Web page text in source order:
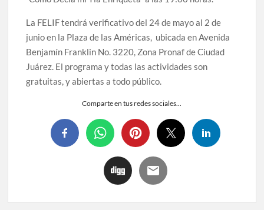
La FELIF tendrá verificativo del 24 de mayo al 2 de
junio en la Plaza de las Américas, ubicada en Avenida
Benjamín Franklin No. 3220, Zona Pronaf de Ciudad
Juárez. El programa y todas las actividades son
gratuitas, y abiertas a todo público.
Comparte en tus redes sociales...